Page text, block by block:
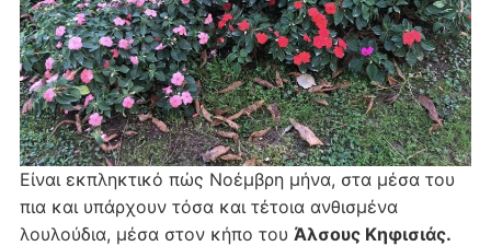
Είναι εκπληκτικό πώς Νοέμβρη μήνα, στα μέσα του
πια και υπάρχουν τόσα και τέτοια ανθισμένα
λουλούδια, μέσα στον κήπο του Άλσους Κηφισιάς.